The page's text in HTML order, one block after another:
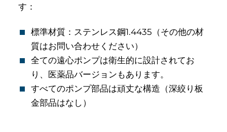
す：
標準材質：ステンレス鋼1.4435（その他の材
質はお問い合わせください）
全ての遠心ポンプは衛生的に設計されてお
り、医薬品バージョンもあります。
すべてのポンプ部品は頑丈な構造（深絞り板
金部品はなし）